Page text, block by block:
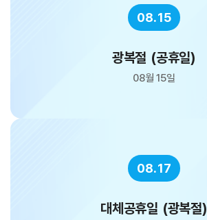
08.15
광복절 (공휴일)
08월 15일
08.17
대체공휴일 (광복절)